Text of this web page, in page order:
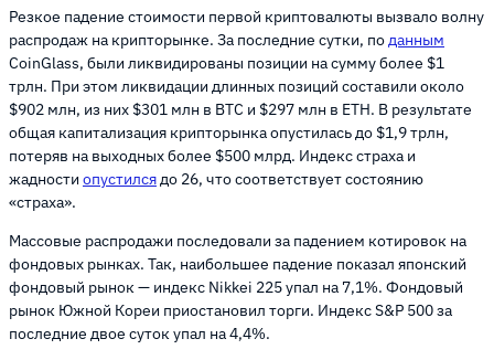
Резкое падение стоимости первой криптовалюты вызвало волну
распродаж на крипторынке. За последние сутки, поданным
CoinGlass, были ликвидированы позиции на сумму более $1
трлн. При этом ликвидации длинных позиций составили около
$902 млн, из них $301 млн в BTC и $297 млн в ETH. В результате
общая капитализация крипторынка опустилась до $1,9 трлн,
потеряв на выходных более $500 млрд. Индекс страха и
жадности опустилсядо 26, что соответствует состоянию
«страха».
Массовые распродажи последовали за падением котировок на
фондовых рынках. Так, наибольшее падение показал японский
фондовый рынок — индекс Nikkei 225 упал на 7,1%. Фондовый
рынок Южной Кореи приостановил торги. Индекс S&P 500 за
последние двое суток упал на 4,4%.